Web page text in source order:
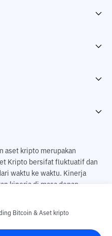
aset kripto merupakan
Kripto bersifat fluktuatif dan
waktu ke waktu. Kinerja
kinerja di masa depan.
dampak dari membeli dan
Indonesia (Bittime) tidak
fluktuasi dari nilai tukar Aset
Bitcoin & Aset kripto